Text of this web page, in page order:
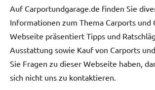
Auf Carportundgarage.de finden Sie
Informationen zum Thema Carports und
Webseite präsentiert Tipps und
Ausstattung sowie Kauf von Carports
Sie Fragen zu dieser Webseite haben,
sich nicht uns zu kontaktieren.